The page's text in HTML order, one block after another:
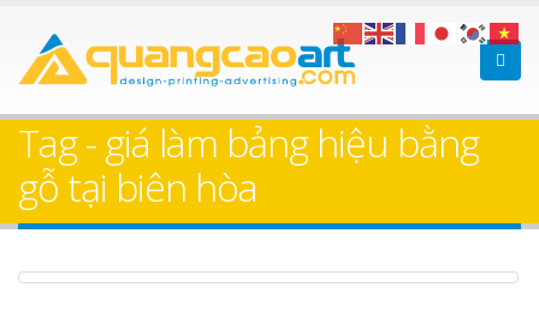
Tag - giá làm bảng hiệu bằng
gỗ tại biên hòa
Làm bảng hiệu gỗ tại
Bảng gỗ treo cửa
Làm Biển
Làm bảng
Thuận An